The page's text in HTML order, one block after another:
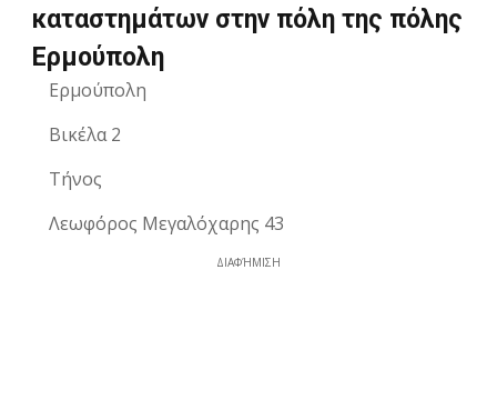
καταστημάτων στην πόλη της πόλης
Ερμούπολη
Ερμούπολη
Βικέλα 2
Τήνος
Λεωφόρος Μεγαλόχαρης 43
ΔΙΑΦΉΜΙΣΗ